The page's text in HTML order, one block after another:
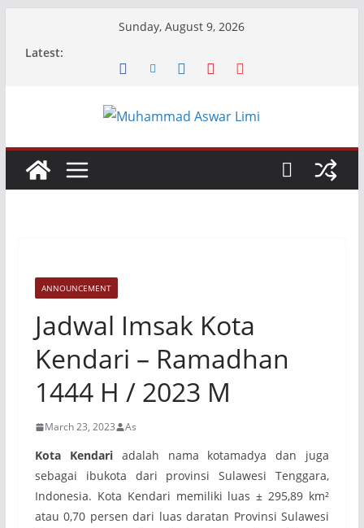
Sunday, August 9, 2026
Latest:
ANNOUNCEMENT
Jadwal Imsak Kota
Kendari – Ramadhan
1444 H / 2023 M
March 23, 2023 As
Kota Kendariadalah nama kotamadya dan juga
sebagai ibukota dari provinsi Sulawesi Tenggara,
Indonesia. Kota Kendari memiliki luas ± 295,89 km²
atau 0,70 persen dari luas daratan Provinsi Sulawesi